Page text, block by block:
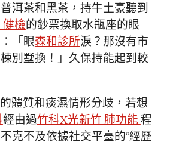
洱茶和黑茶，持牛土豪聽到
健檢的鈔票換取水瓶座的眼
「眼森和診所淚？那沒有市
別墅換！」久保持能起到較
體質和痰濕情形分歧，若想
經由過竹科X光新竹 肺功能 程
克不及依據社交平臺的“經歷